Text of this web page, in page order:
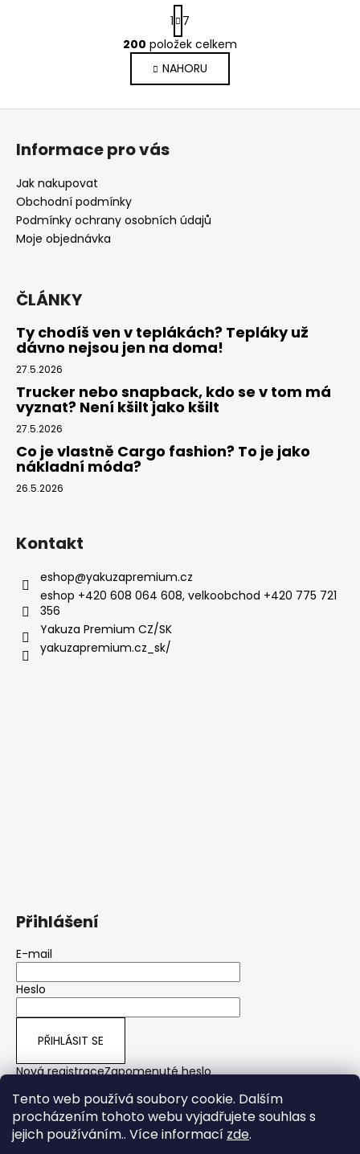
Tento web používá soubory cookie. Dalším
procházením tohoto webu vyjadřujete souhlas s
jejich používáním.. Více informací zde.
O
v
l
á
r
v
i
s
S
t
r
á
n
k
1
7
200 položek celkem
NAHORU
Z
Informace pro vás
Jak nakupovat
Obchodní podmínky
Podmínky ochrany osobních údajů
Moje objednávka
ČLÁNKY
Ty chodíš ven v teplákách? Tepláky už
dávno nejsou jen na doma!
27.5.2026
Trucker nebo snapback, kdo se v tom má
vyznat? Není kšilt jako kšilt
27.5.2026
Co je vlastně Cargo fashion? To je jako
nákladní móda?
26.5.2026
Kontakt
eshop@yakuzapremium.cz
eshop +420 608 064 608, velkoobchod +420 775 721
356
Yakuza Premium CZ/SK
yakuzapremium.cz_sk/
Přihlášení
E-mail
Heslo
PŘIHLÁSIT SE
Nová registraceZapomenuté heslo
yps